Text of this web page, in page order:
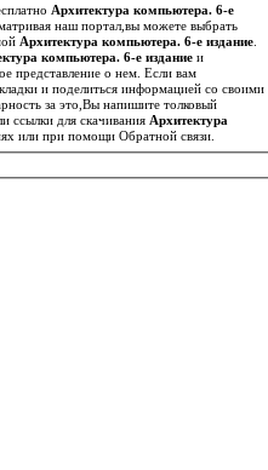
Архитектура компьютера. 6-е
наш портал,вы можете выбрать
Архитектура компьютера. 6-е издание
компьютера. 6-е издание и
представление о нем. Если вам
и поделиться информацией со своими
за это,Вы напишите толковый
ссылки для скачивания Архитектура
или при помощи Обратной связи.